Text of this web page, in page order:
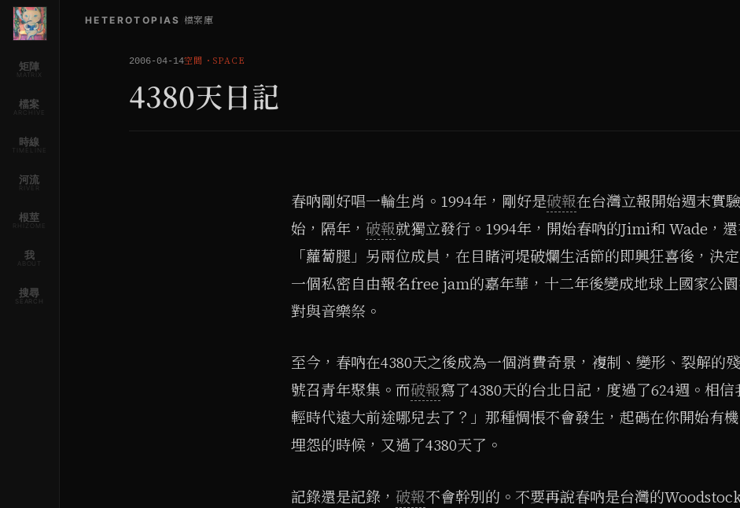
矩陣
MATRIX
檔案
ARCHIVE
時線
TIMELINE
河流
RIVER
根莖
RHIZOME
我
ABOUT
搜尋
SEARCH
HETEROTOPIAS 檔案庫
2006-04-14空間 ・ SPACE
4380天日記
春吶剛好唱一輪生肖。1994年，剛好是破報在台灣立報開始週末實
始，隔年， 破報就獨立發行。1994年，開始春吶的Jimi和 Wade，
「蘿蔔腿」另兩位成員，在目睹河堤破爛生活節的即興狂喜後，決
一個私密自由報名free jam的嘉年華，十二年後變成地球上國家公
對與音樂祭。
至今，春吶在4380天之後成為一個消費奇景，複制、變形、裂解的
號召青年聚集。而破報寫了4380天的台北日記，度過了624週。相
輕時代遠大前途哪兒去了？」那種惆悵不會發生，起碼在你開始有
埋怨的時候，又過了4380天了。
記錄還是記錄， 破報不會幹別的。不要再說春吶是台灣的